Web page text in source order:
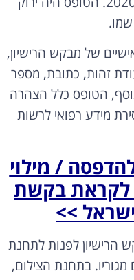
של מבקש הרישיון,
זהות, כתובת, מספר
הטופס כלל הצהרה
מידע רפואי לרשות
/ מילוי
לקראת בקשת
>>
הרישיון לפנות לתחנת
בתחנת הצילום,
ולעבור בדיקות ראייה.